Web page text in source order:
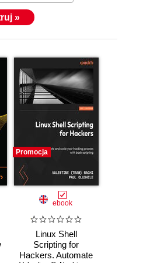
»
Promocja
ebook
Linux Shell
Scripting for
Hackers. Automate